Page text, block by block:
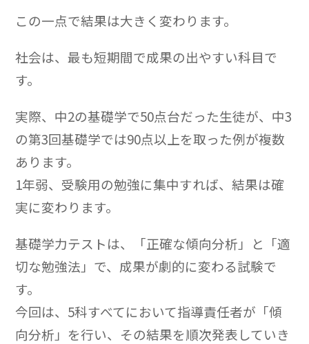
この一点で結果は大きく変わります。
社会は、最も短期間で成果の出やすい科目で
す。
実際、中2の基礎学で50点台だった生徒が、中3
の第3回基礎学では90点以上を取った例が複数
あります。
1年弱、受験用の勉強に集中すれば、結果は確
実に変わります。
基礎学力テストは、「正確な傾向分析」と「適
切な勉強法」で、成果が劇的に変わる試験で
す。
今回は、5科すべてにおいて指導責任者が「傾
向分析」を行い、その結果を順次発表していき